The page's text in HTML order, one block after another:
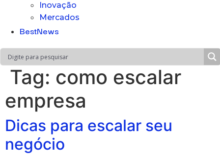
Inovação
Mercados
BestNews
Tag: como escalar
empresa
Dicas para escalar seu
negócio